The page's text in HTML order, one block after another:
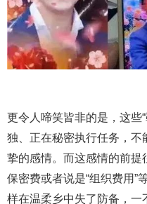
更令人啼笑皆非的是，这些
独、正在秘密执行任务，
挚的感情。而这感情的前提
保密费或者说是“组织费用”
样在温柔乡中失了防备，一